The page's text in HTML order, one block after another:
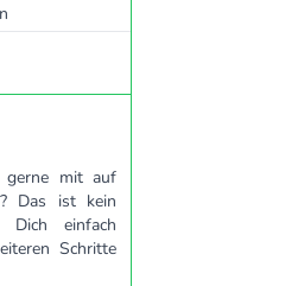
gerne mit auf
Das ist kein
einfach
Schritte